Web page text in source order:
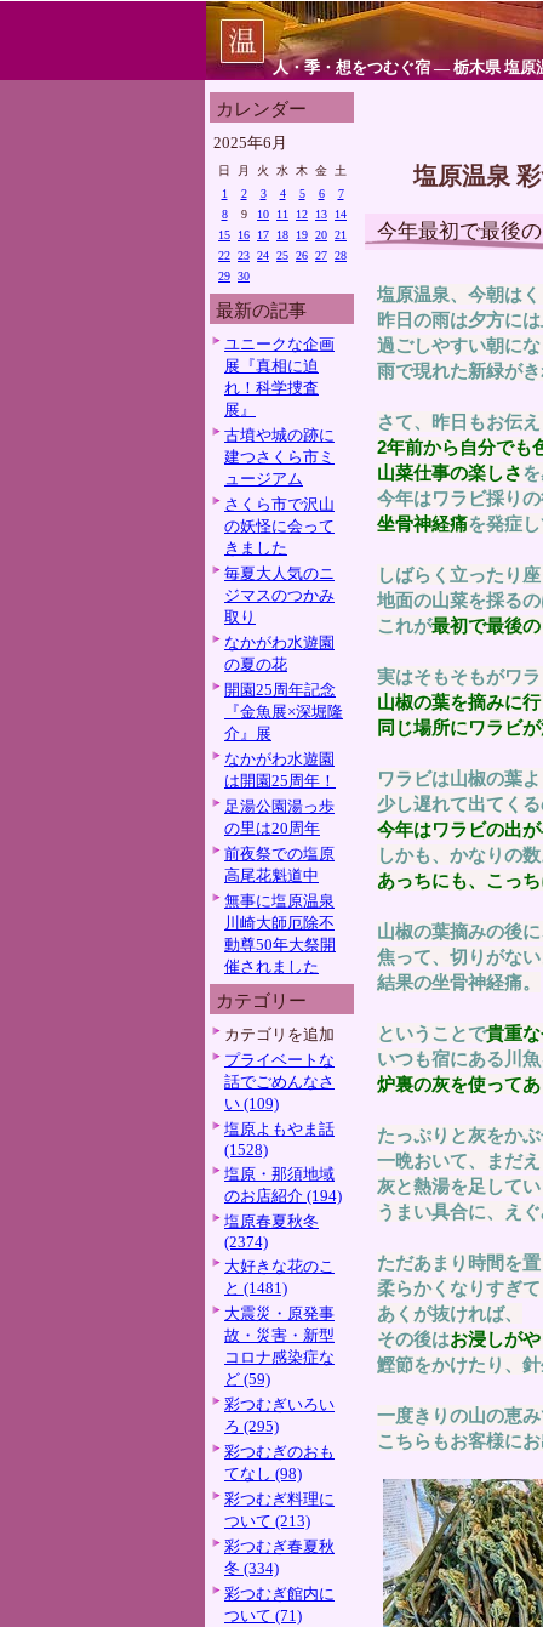
人・季・想をつむぐ宿 ― 栃木県 塩原
カレンダー
2025年6月
日 月 火 水 木 金
土
1
2 3 4 5 6
7
8
9 10 11 12 13
14
15
16 17 18 19 20 21
22 23 24 25 26 27 28
29 30
最新の記事
ユニークな企画
展『真相に迫
れ！科学捜査
展』
古墳や城の跡に
建つさくら市ミ
ュージアム
さくら市で沢山
の妖怪に会って
きました
毎夏大人気のニ
ジマスのつかみ
取り
なかがわ水遊園
の夏の花
開園25周年記念
『金魚展×深堀隆
介』展
なかがわ水遊園
は開園25周年！
足湯公園湯っ歩
の里は20周年
前夜祭での塩原
高尾花魁道中
無事に塩原温泉
川崎大師厄除不
動尊50年大祭開
催されました
カテゴリー
カテゴリを追加
プライベートな
話でごめんなさ
い (109)
塩原よもやま話
(1528)
塩原・那須地域
のお店紹介 (194)
塩原春夏秋冬
(2374)
大好きな花のこ
と (1481)
大震災・原発事
故・災害・新型
コロナ感染症な
ど (59)
彩つむぎいろい
ろ (295)
彩つむぎのおも
てなし (98)
彩つむぎ料理に
ついて (213)
彩つむぎ春夏秋
冬 (334)
彩つむぎ館内に
ついて (71)
塩原温泉
今年最初で最後
塩原温泉、今朝は
昨日の雨は夕方に
過ごしやすい朝に
雨で現れた新緑が
さて、昨日もお伝
2年前から自分でも
山菜仕事の楽しさ
今年はワラビ採り
坐骨神経痛を発症
しばらく立ったり
地面の山菜を採る
これが最初で最後
実はそもそもがワ
山椒の葉を摘みに
同じ場所にワラビ
ワラビは山椒の葉
少し遅れて出てく
今年はワラビの出
しかも、かなりの
あっちにも、こっ
山椒の葉摘みの後
焦って、切りがな
結果の坐骨神経痛。
ということで貴重
いつも宿にある川
炉裏の灰を使って
たっぷりと灰をか
一晩おいて、まだ
灰と熱湯を足して
うまい具合に、え
ただあまり時間を
柔らかくなりすぎ
あくが抜ければ、
その後はお浸しが
鰹節をかけたり、
一度きりの山の恵
こちらもお客様に